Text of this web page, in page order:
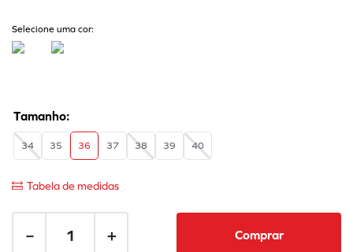
Selecione uma cor:
34 35 36 37 38 39 40
Tabela de medidas
＋
－ Comprar